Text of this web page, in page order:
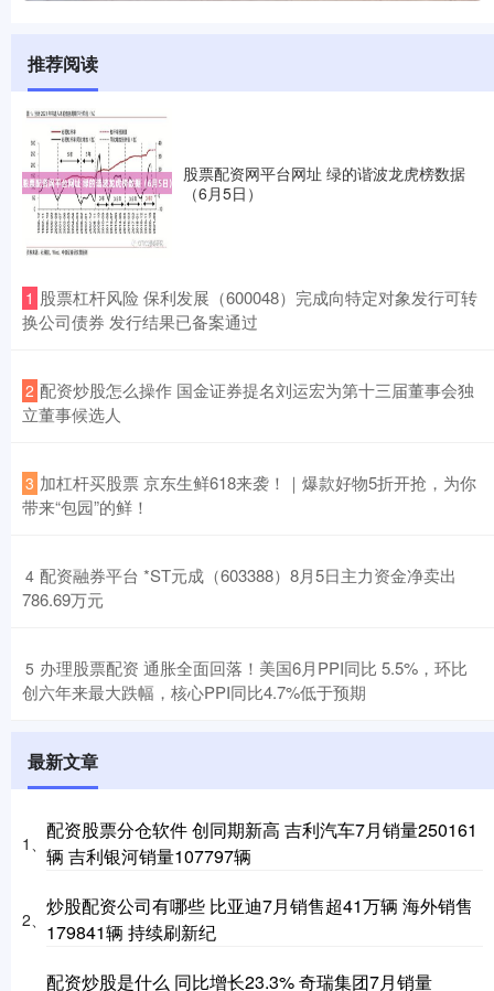
推荐阅读
股票配资网平台网址 绿的谐波龙虎榜数据
（6月5日）
1 ​股票杠杆风险 保利发展（600048）完成向特定对象发行可转
换公司债券 发行结果已备案通过
2 ​配资炒股怎么操作 国金证券提名刘运宏为第十三届董事会独
立董事候选人
3 ​加杠杆买股票 京东生鲜618来袭！｜爆款好物5折开抢，为你
带来“包园”的鲜！
4 ​配资融券平台 *ST元成（603388）8月5日主力资金净卖出
786.69万元
5 ​办理股票配资 通胀全面回落！美国6月PPI同比 5.5%，环比
创六年来最大跌幅，核心PPI同比4.7%低于预期
最新文章
1、
配资股票分仓软件 创同期新高 吉利汽车7月销量250161
辆 吉利银河销量107797辆
2、
炒股配资公司有哪些 比亚迪7月销售超41万辆 海外销售
179841辆 持续刷新纪
配资炒股是什么 同比增长23.3% 奇瑞集团7月销量